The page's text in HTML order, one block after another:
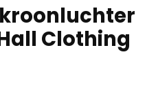
Clothing